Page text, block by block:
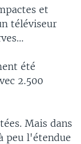
et
téléviseur
été
2.500
Mais dans
peu l'étendue